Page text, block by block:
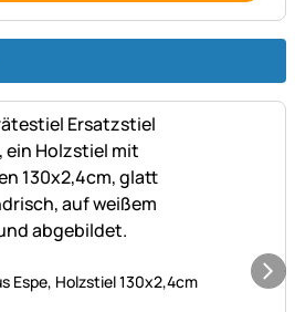
Espe, Holzstiel 130x2,4cm